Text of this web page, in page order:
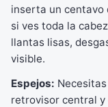
inserta un centavo
si ves toda la
llantas lisas,
visible.
Espejos:
retrovisor central y